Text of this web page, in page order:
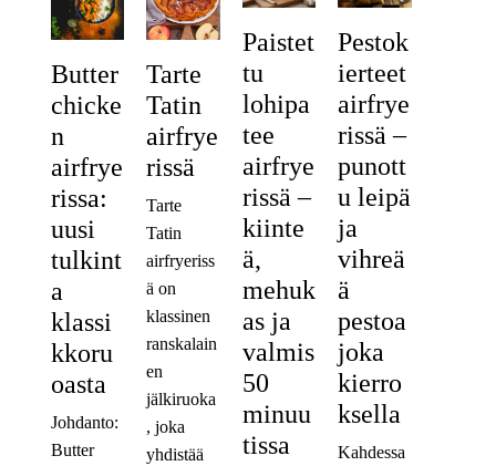
Butter
chicke
n
airfrye
rissa:
uusi
tulkint
a
klassi
kkoru
oasta
Johdanto:
Butter
Tarte
Tatin
airfrye
rissä
Tarte
Tatin
airfryeriss
ä on
klassinen
ranskalain
en
jälkiruoka
, joka
yhdistää
Paistet
tu
lohipa
tee
airfrye
rissä –
kiinte
ä,
mehuk
as ja
valmis
50
minuu
tissa
Pestok
ierteet
airfrye
rissä –
punott
u leipä
ja
vihreä
ä
pestoa
joka
kierro
ksella
Kahdessa